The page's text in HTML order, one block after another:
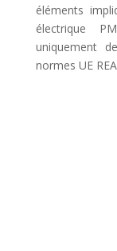
éléments
électrique
uniquement
normes UE